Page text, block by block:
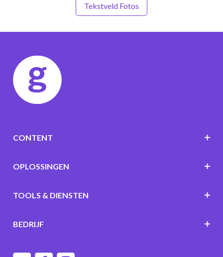
Tekstveld Fotos
CONTENT
OPLOSSINGEN
TOOLS & DIENSTEN
BEDRIJF